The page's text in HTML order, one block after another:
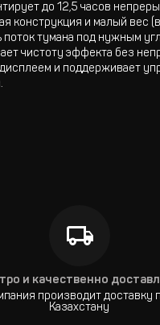
до 12,5 часов
конструкция и малый вес
поток тумана под нужным
чистоту эффекта без
и поддерживает
и качественно
производит доставку
Казахстану